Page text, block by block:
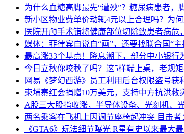
为什么血糖高脚最先“遭殃”？糖尿病患者，
新小区物业费单价动辄4元以上合理吗？为
医院开颅手术错将健康部位切除致患者病危
媒体：菲律宾自说自“画”，还要找联合国“主
最高涨33个基点！降息潮下，部分中小银行
今日立秋你咬秋了吗？这5样端上桌，老规
网易《梦幻西游》员工利用后台权限盗号获
柬埔寨红会捐赠10万美元，支持中方抗洪救
A股三大股指收涨，半导体设备、光刻机、
两名乘客在飞机上因调节座椅起冲突 目击
《GTA6》玩法细节曝光 R星有史以来最大